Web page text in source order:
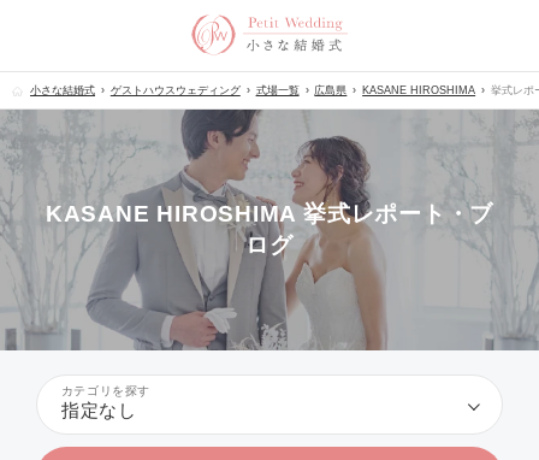
小さな結婚式 ゲストハウスウェディング 式場一覧 広島県 KASANE HIROSHIMA 挙式レポ
KASANE HIROSHIMA 挙式レポート・ブ
ログ
カテゴリを探す
指定なし